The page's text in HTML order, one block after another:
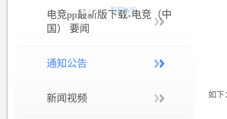
国） NEWS
电竞pp最新版下载-电竞（中
国） 要闻
通知公告
新闻视频 如下